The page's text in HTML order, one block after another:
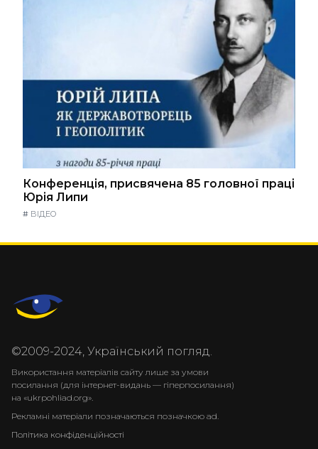
Конференція, присвячена 85 головної праці
Юрія Липи
# ВІДЕО
©2009-2024, Український погляд.
Використання матеріалів сайту лише за умови
посилання (для інтернет-видань — гіперпосилання)
на «ukrpohliad.org».
Рекламні матеріали позначаються позначкою ad.
Політика конфіденційності